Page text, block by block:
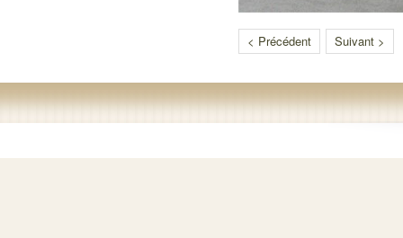
< Précédent Suivant >